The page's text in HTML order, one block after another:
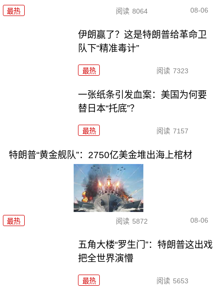
最热 阅读 8064 08-06
伊朗赢了？这是特朗普给革命卫
队下“精准毒计”
最热 阅读 7323
一张纸条引发血案：美国为何要
替日本“托底”？
最热 阅读 7157
特朗普“黄金舰队”：2750亿美金堆出海上棺材
最热 阅读 5872 08-06
五角大楼“罗生门”：特朗普这出戏
把全世界演懵
最热 阅读 5653